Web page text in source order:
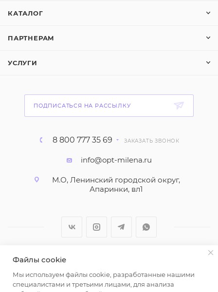
КАТАЛОГ
ПАРТНЕРАМ
УСЛУГИ
ПОДПИСАТЬСЯ НА РАССЫЛКУ
8 800 777 35 69 ЗАКАЗАТЬ ЗВОНОК
info@opt-milena.ru
М.О, Ленинский городской округ,
Апаринки, вл1
2026 © ООО "Вайт Текстиль групп"
Любая информация на сайте носит справочный
характер и не является публичной офертой
Файлы cookie
Мы используем файлы cookie, разработанные нашими
специалистами и третьими лицами, для анализа